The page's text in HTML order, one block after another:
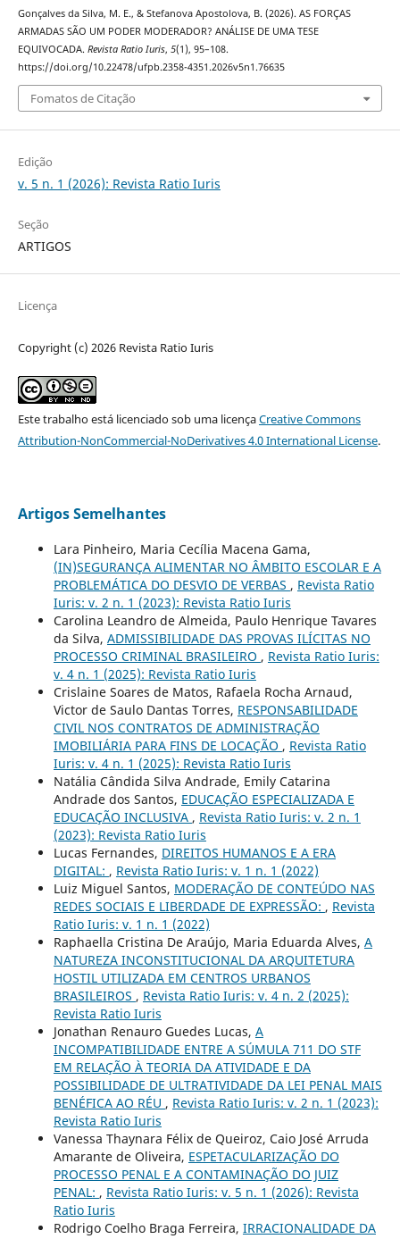
Gonçalves da Silva, M. E., & Stefanova Apostolova, B. (2026). AS FORÇAS
ARMADAS SÃO UM PODER MODERADOR? ANÁLISE DE UMA TESE
EQUIVOCADA. Revista Ratio Iuris, 5(1), 95–108.
https://doi.org/10.22478/ufpb.2358-4351.2026v5n1.76635
Fomatos de Citação
Edição
v. 5 n. 1 (2026): Revista Ratio Iuris
Seção
ARTIGOS
Licença
Copyright (c) 2026 Revista Ratio Iuris
Este trabalho está licenciado sob uma licençaCreative Commons
Attribution-NonCommercial-NoDerivatives 4.0 International License.
Artigos Semelhantes
Lara Pinheiro, Maria Cecília Macena Gama,
(IN)SEGURANÇA ALIMENTAR NO ÂMBITO ESCOLAR E A
PROBLEMÁTICA DO DESVIO DE VERBAS , Revista Ratio
Iuris: v. 2 n. 1 (2023): Revista Ratio Iuris
Carolina Leandro de Almeida, Paulo Henrique Tavares
da Silva, ADMISSIBILIDADE DAS PROVAS ILÍCITAS NO
PROCESSO CRIMINAL BRASILEIRO , Revista Ratio Iuris:
v. 4 n. 1 (2025): Revista Ratio Iuris
Crislaine Soares de Matos, Rafaela Rocha Arnaud,
Victor de Saulo Dantas Torres, RESPONSABILIDADE
CIVIL NOS CONTRATOS DE ADMINISTRAÇÃO
IMOBILIÁRIA PARA FINS DE LOCAÇÃO , Revista Ratio
Iuris: v. 4 n. 1 (2025): Revista Ratio Iuris
Natália Cândida Silva Andrade, Emily Catarina
Andrade dos Santos, EDUCAÇÃO ESPECIALIZADA E
EDUCAÇÃO INCLUSIVA , Revista Ratio Iuris: v. 2 n. 1
(2023): Revista Ratio Iuris
Lucas Fernandes, DIREITOS HUMANOS E A ERA
DIGITAL: , Revista Ratio Iuris: v. 1 n. 1 (2022)
Luiz Miguel Santos, MODERAÇÃO DE CONTEÚDO NAS
REDES SOCIAIS E LIBERDADE DE EXPRESSÃO: , Revista
Ratio Iuris: v. 1 n. 1 (2022)
Raphaella Cristina De Araújo, Maria Eduarda Alves, A
NATUREZA INCONSTITUCIONAL DA ARQUITETURA
HOSTIL UTILIZADA EM CENTROS URBANOS
BRASILEIROS , Revista Ratio Iuris: v. 4 n. 2 (2025):
Revista Ratio Iuris
Jonathan Renauro Guedes Lucas, A
INCOMPATIBILIDADE ENTRE A SÚMULA 711 DO STF
EM RELAÇÃO À TEORIA DA ATIVIDADE E DA
POSSIBILIDADE DE ULTRATIVIDADE DA LEI PENAL MAIS
BENÉFICA AO RÉU , Revista Ratio Iuris: v. 2 n. 1 (2023):
Revista Ratio Iuris
Vanessa Thaynara Félix de Queiroz, Caio José Arruda
Amarante de Oliveira, ESPETACULARIZAÇÃO DO
PROCESSO PENAL E A CONTAMINAÇÃO DO JUIZ
PENAL: , Revista Ratio Iuris: v. 5 n. 1 (2026): Revista
Ratio Iuris
Rodrigo Coelho Braga Ferreira, IRRACIONALIDADE DA